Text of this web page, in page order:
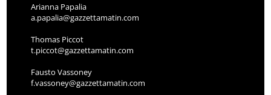
Arianna Papalia
a.papalia@gazzettamatin.com
Thomas Piccot
t.piccot@gazzettamatin.com
Fausto Vassoney
f.vassoney@gazzettamatin.com